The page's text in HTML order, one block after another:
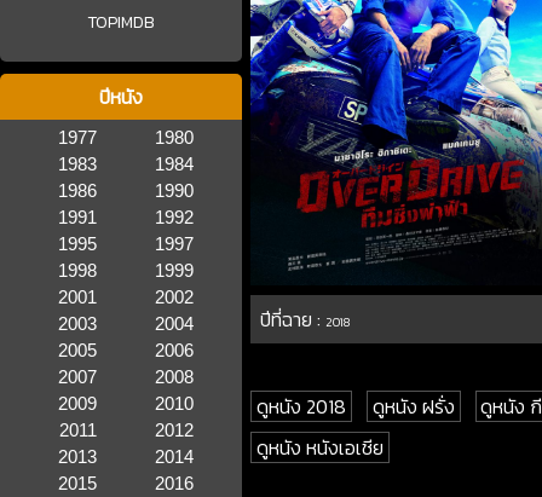
TOPIMDB
ปีหนัง
1977
1980
1983
1984
1986
1990
1991
1992
1995
1997
1998
1999
2001
2002
2003
2004
2005
2006
2007
2008
2009
2010
2011
2012
2013
2014
2015
2016
ปีที่ฉาย :2018
ดูหนัง 2018 ดูหนัง ฝรั่ง
ดูหนัง
ดูหนัง หนังเอเชีย